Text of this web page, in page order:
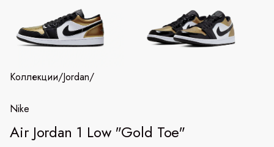
Коллекции/Jordan/
Nike
Air Jordan 1 Low "Gold Toe"